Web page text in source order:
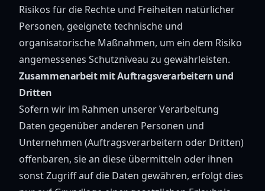
Risikos für die Rechte und Freiheiten natürlicher
Personen, geeignete technische und
organisatorische Maßnahmen, um ein dem Risiko
angemessenes Schutzniveau zu gewährleisten.
Zusammenarbeit mit Auftragsverarbeitern und
Dritten
Sofern wir im Rahmen unserer Verarbeitung
Daten gegenüber anderen Personen und
Unternehmen (Auftragsverarbeitern oder Dritten)
offenbaren, sie an diese übermitteln oder ihnen
sonst Zugriff auf die Daten gewähren, erfolgt dies